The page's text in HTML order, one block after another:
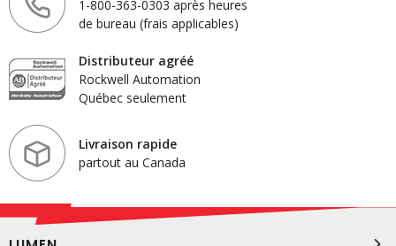
1-800-363-0303 après heures
de bureau (frais applicables)
Distributeur agréé
Rockwell Automation
Québec seulement
Livraison rapide
partout au Canada